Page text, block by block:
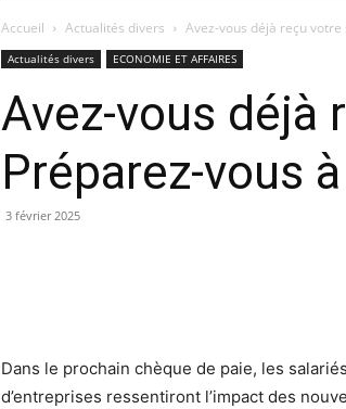
Accueil Actualités divers Avez-vous déjà reçu votre
Actualités divers ECONOMIE ET ​​AFFAIRES
Avez-vous déjà
Préparez-vous
3 février 2025
Dans le prochain chèque de paie, les
d’entreprises ressentiront l’impact des